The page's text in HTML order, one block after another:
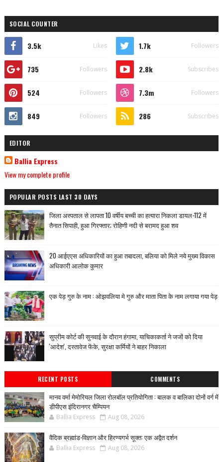
SOCIAL COUNTER
3.5k Likes 1.7k Followers
735 Followers 2.8k Subscribes
524 Followers 7.3m Followers
849 Followers 286 Subscribes
EDITOR
Ballia Express
View my complete profile
POPULAR POSTS LAST 30 DAYS
जिला अस्पताल से लापता 10 वर्षीय बच्ची का हत्यारा निकला डायल-112 में
तैनात सिपाही, हुआ गिरफ्तार; रोहिणी नदी से बरामद हुआ शव
20 आईएएस अधिकारियों का हुआ तबादला, बलिया को मिले नये मुख्य विकास
अधिकारी आलोक कुमार
एक पेड़ गुरु के नाम : ओझवलिया मे गुरु और माता पिता के नाम लगाया गया पेड़
सुप्रीम कोर्ट की सुनवाई के दौरान हंगामा, याचिकाकर्ता ने जजों को दिया
'आदेश', दस्तावेज फेंके, सुरक्षा कर्मियों ने बाहर निकाला
RECENT POSTS COMMENTS
मानव वर्मा मेमोरियल जिला रोलबॉल प्रतियोगिता : बालक व बालिका दोनों वर्ग में
डीपीएस इंदिरानगर चैम्पियन
Ballia Express Aug 08, 2026
वैदिक ब्रह्मांड-विज्ञान और हिरण्यगर्भ सूक्त: एक अद्वैत दर्शन
Ballia Express Aug 08, 2026